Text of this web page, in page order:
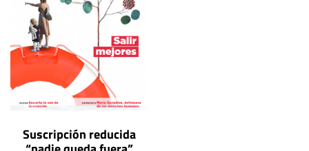
Suscripción reducida